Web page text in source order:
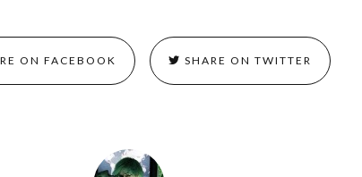
ON FACEBOOK SHARE ON TWITTER